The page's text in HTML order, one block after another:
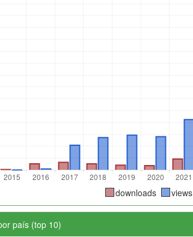
downloads views
país (top 10)